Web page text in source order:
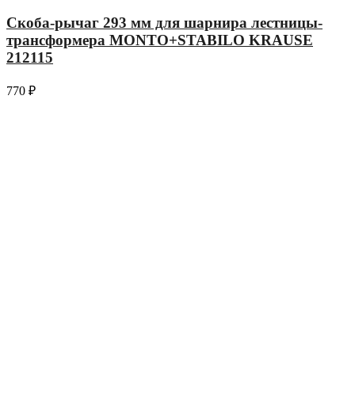
Скоба-рычаг 293 мм для шарнира лестницы-
трансформера MONTO+STABILO KRAUSE
212115
770 ₽